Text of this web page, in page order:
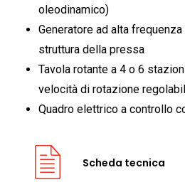
DEUTSCH
oleodinamico)
Generatore ad alta
struttura della pressa
Tavola rotante a 4 o 6
velocità di rotazione
Quadro elettrico a controllo
Scheda tecnica